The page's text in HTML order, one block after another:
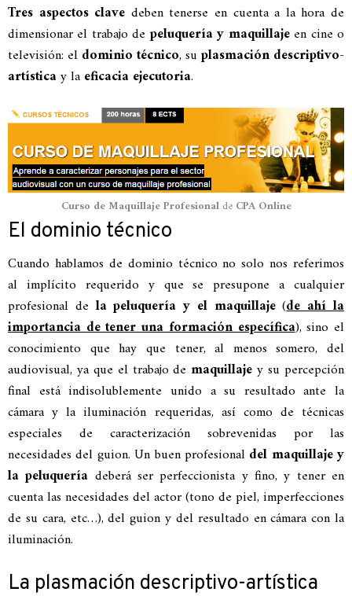
Tres aspectos clave deben tenerse en cuenta a la hora de
dimensionar el trabajo depeluquería y maquillajeen cine o
televisión: el dominio técnico, suplasmación descriptivo-
artísticay la eficacia ejecutoria.
Curso de Maquillaje Profesionalde CPA Online
El dominio técnico
Cuando hablamos de dominio técnico no solo nos referimos
al implícito requerido y que se presupone a cualquier
profesional dela peluquería y el maquillaje(de ahí la
importancia de tener una formación específica), sino el
conocimiento que hay que tener, al menos somero, del
audiovisual, ya que el trabajo demaquillaje y su percepción
final está indisolublemente unido a su resultado ante la
cámara y la iluminación requeridas, así como de técnicas
especiales de caracterización sobrevenidas por las
necesidades del guion. Un buen profesional del maquillaje y
la peluquería deberá ser perfeccionista y fino, y tener en
cuenta las necesidades del actor (tono de piel, imperfecciones
de su cara, etc…), del guion y del resultado en cámara con la
iluminación.
La plasmación descriptivo-artística